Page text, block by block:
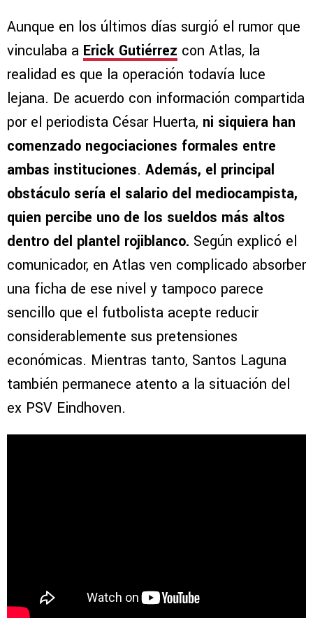
Aunque en los últimos días surgió el rumor que
vinculaba a Erick Gutiérrez con Atlas, la
realidad es que la operación todavía luce
lejana. De acuerdo con información compartida
por el periodista César Huerta, ni siquiera han
comenzado negociaciones formales entre
ambas instituciones. Además, el principal
obstáculo sería el salario del mediocampista,
quien percibe uno de los sueldos más altos
dentro del plantel rojiblanco. Según explicó el
comunicador, en Atlas ven complicado absorber
una ficha de ese nivel y tampoco parece
sencillo que el futbolista acepte reducir
considerablemente sus pretensiones
económicas. Mientras tanto, Santos Laguna
también permanece atento a la situación del
ex PSV Eindhoven.